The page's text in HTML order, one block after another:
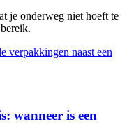
je onderweg niet hoeft te
wanneer is een